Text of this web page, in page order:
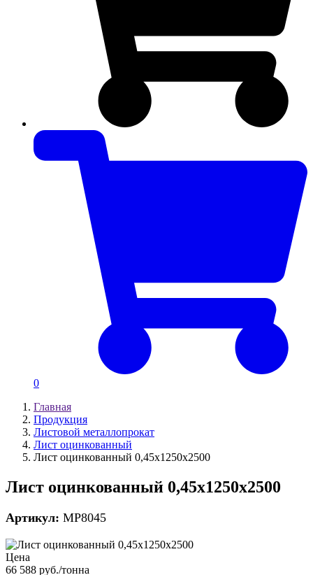
0
Главная
Продукция
Листовой металлопрокат
Лист оцинкованный
Лист оцинкованный 0,45х1250х2500
Лист оцинкованный 0,45х1250х2500
Артикул: MP8045
Цена
66 588 руб./тонна